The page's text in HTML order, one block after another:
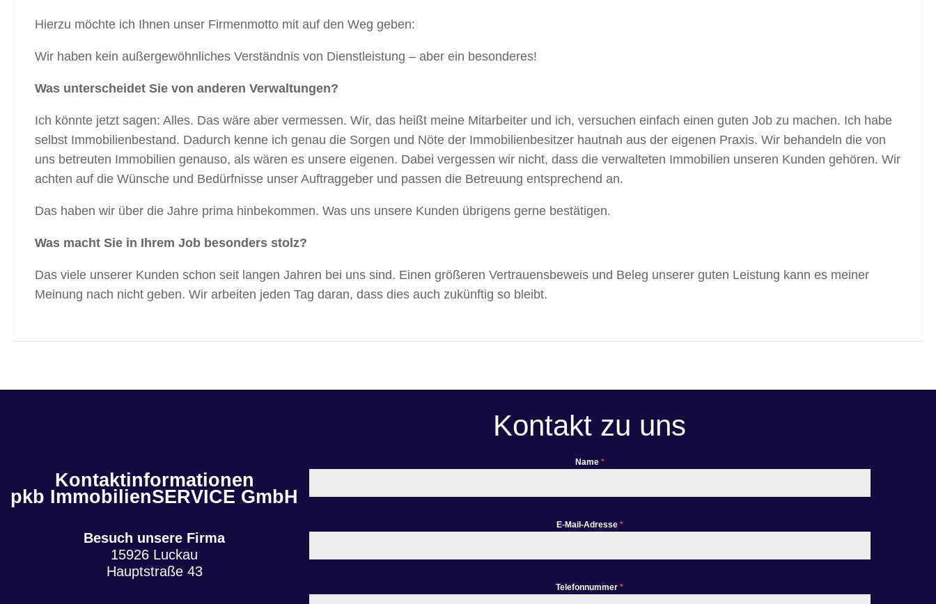
Hierzu möchte ich Ihnen unser Firmenmotto mit auf den Weg geben:
Wir haben kein außergewöhnliches Verständnis von Dienstleistung – aber ein besonderes!
Was unterscheidet Sie von anderen Verwaltungen?
Ich könnte jetzt sagen: Alles. Das wäre aber vermessen. Wir, das heißt meine Mitarbeiter und ich, versuchen einfach einen guten Job zu machen. Ich habe
selbst Immobilienbestand. Dadurch kenne ich genau die Sorgen und Nöte der Immobilienbesitzer hautnah aus der eigenen Praxis. Wir behandeln die von
uns betreuten Immobilien genauso, als wären es unsere eigenen. Dabei vergessen wir nicht, dass die verwalteten Immobilien unseren Kunden gehören. Wir
achten auf die Wünsche und Bedürfnisse unser Auftraggeber und passen die Betreuung entsprechend an.
Das haben wir über die Jahre prima hinbekommen. Was uns unsere Kunden übrigens gerne bestätigen.
Was macht Sie in Ihrem Job besonders stolz?
Das viele unserer Kunden schon seit langen Jahren bei uns sind. Einen größeren Vertrauensbeweis und Beleg unserer guten Leistung kann es meiner
Meinung nach nicht geben. Wir arbeiten jeden Tag daran, dass dies auch zukünftig so bleibt.
Kontaktinformationen
pkb ImmobilienSERVICE GmbH
Besuch unsere Firma
15926 Luckau
Hauptstraße 43
Kontakt zu uns
Name *
E-Mail-Adresse *
Telefonnummer*